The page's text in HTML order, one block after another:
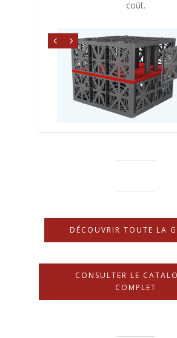
coût.
DÉCOUVRIR TOUTE LA
CONSULTER LE
COMPLET